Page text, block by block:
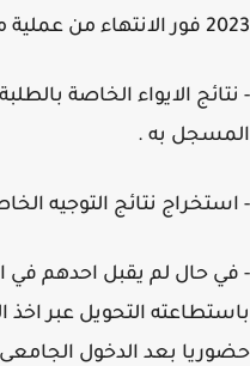
طلبات الإيواء. وشكرا
الايواء الخاصة
به .
نتائج التوجيه
حال لم يقبل احدهم في
التحويل عبر اخذ
بعد الدخول الجامعى.